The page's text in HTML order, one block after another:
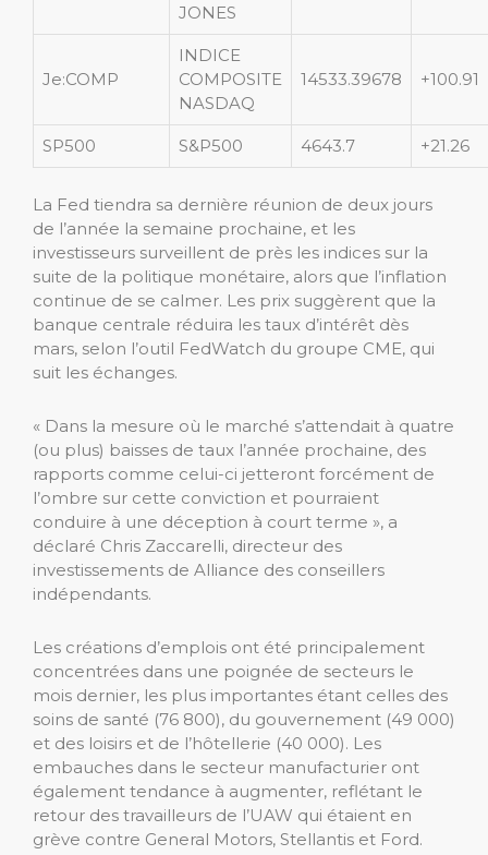
JONES
Je:COMP
INDICE
COMPOSITE
NASDAQ
14533.39678 +100.91
SP500 S&P500 4643.7 +21.26
La Fed tiendra sa dernière réunion de deux jours
de l’année la semaine prochaine, et les
investisseurs surveillent de près les indices sur la
suite de la politique monétaire, alors que l’inflation
continue de se calmer. Les prix suggèrent que la
banque centrale réduira les taux d’intérêt dès
mars, selon l’outil FedWatch du groupe CME, qui
suit les échanges.
« Dans la mesure où le marché s’attendait à quatre
(ou plus) baisses de taux l’année prochaine, des
rapports comme celui-ci jetteront forcément de
l’ombre sur cette conviction et pourraient
conduire à une déception à court terme », a
déclaré Chris Zaccarelli, directeur des
investissements de Alliance des conseillers
indépendants.
Les créations d’emplois ont été principalement
concentrées dans une poignée de secteurs le
mois dernier, les plus importantes étant celles des
soins de santé (76 800), du gouvernement (49 000)
et des loisirs et de l’hôtellerie (40 000). Les
embauches dans le secteur manufacturier ont
également tendance à augmenter, reflétant le
retour des travailleurs de l’UAW qui étaient en
grève contre General Motors, Stellantis et Ford.